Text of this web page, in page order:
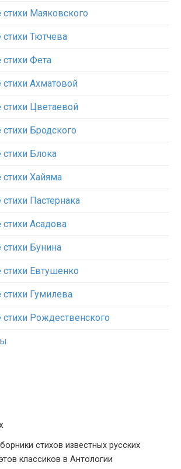
Маяковского
Тютчева
Фета
Ахматовой
Цветаевой
Бродского
Блока
Хайяма
Пастернака
Асадова
Бунина
Евтушенко
Гумилева
Рождественского
стихов известных русских
классиков в Антологии